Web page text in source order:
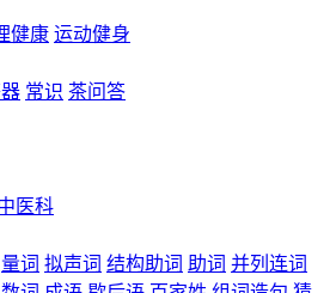
健康 运动健身
常识 茶问答
医科
量词 拟声词 结构助词 助词 并列连词